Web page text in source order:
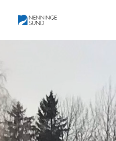
BLI MEDLEM
BILDER OCH KARTOR
HISTORIA